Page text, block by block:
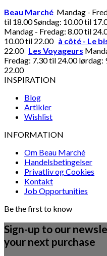
Beau Marché Mandag -
til 18.00 Søndag: 10.00 til
Mandag - Fredag: 8.00 til
10.00 til 22.00 à côté - Le
22.00 Les Voyageurs
Fredag: 7.30 til 24.00 lørdag:
22.00
INSPIRATION
Blog
Artikler
Wishlist
INFORMATION
Om Beau Marché
Handelsbetingelser
Privatliv og Cookies
Kontakt
Job Opportunities
Be the first to know
Sign-up to our
your next purchase